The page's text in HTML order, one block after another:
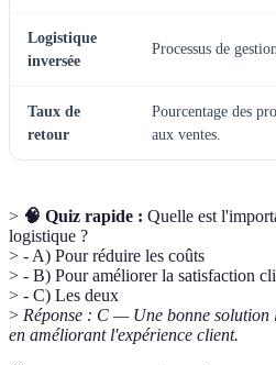
Logistique
inversée
Processus de
Taux de
retour
Pourcentage des
aux ventes.
> 🧠 Quiz rapide : Quelle est
logistique ?
> - A) Pour réduire les coûts
> - B) Pour améliorer la satisfaction
> - C) Les deux
> Réponse : C — Une bonne solution
en améliorant l'expérience client.